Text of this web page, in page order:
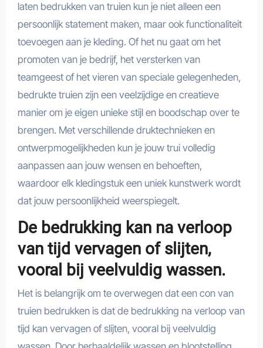
laten bedrukken van truien kun je niet alleen een
persoonlijk statement maken, maar ook functionaliteit
toevoegen aan je kleding. Of het nu gaat om het
promoten van je bedrijf, het versterken van
teamgeest of het vieren van speciale gelegenheden,
bedrukte truien zijn een veelzijdige en creatieve
manier om je eigen unieke stijl en boodschap over te
brengen. Met verschillende druktechnieken en
ontwerpmogelijkheden kun je jouw trui volledig
aanpassen aan jouw wensen en behoeften,
waardoor elk kledingstuk een uniek kunstwerk wordt
dat jouw persoonlijkheid weerspiegelt.
De bedrukking kan na verloop
van tijd vervagen of slijten,
vooral bij veelvuldig wassen.
Het is belangrijk om te overwegen dat een con van
truien bedrukken is dat de bedrukking na verloop van
tijd kan vervagen of slijten, vooral bij veelvuldig